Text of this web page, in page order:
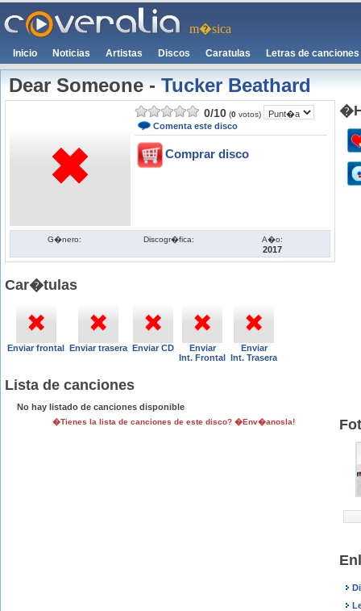
m�sica
Inicio Noticias Artistas Discos Caratulas Letras de canciones
Dear Someone-Tucker Beathard
0/10 (0 votos)
Comenta este disco
Comprar disco
G�nero: Discogr�fica: A�o:
2017
Car�tulas
Enviar frontal Enviar trasera Enviar CD
Enviar
Int. Frontal
Enviar
Int. Trasera
Lista de canciones
No hay listado de canciones disponible
�Tienes la lista de canciones de este disco? �Env�anosla!